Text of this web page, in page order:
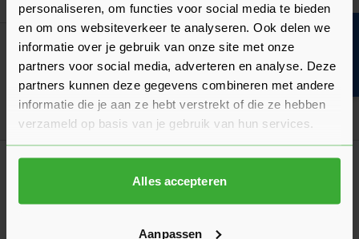
personaliseren, om functies voor social media te bieden
en om ons websiteverkeer te analyseren. Ook delen we
informatie over je gebruik van onze site met onze
partners voor social media, adverteren en analyse. Deze
partners kunnen deze gegevens combineren met andere
informatie die je aan ze hebt verstrekt of die ze hebben
verzameld op basis van je gebruik van hun services.
Alles accepteren
Aanpassen
Keralit verbindingsstuk voor sponningdeel
167 mm (bestelnr. 2823)
Verkrijgbaar in 23 kleuren
8,18 per stuk
Keralit Geperforeerd Platprofiel Zwart - Rol
à 500 cm
15,38per rol